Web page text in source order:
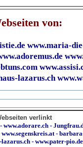
von:
www.maria-
lazarus.ch
verlinkt
- www.adorare.ch -
www.segenskreis.at -
lazarus.ch - www.pater-pio.de